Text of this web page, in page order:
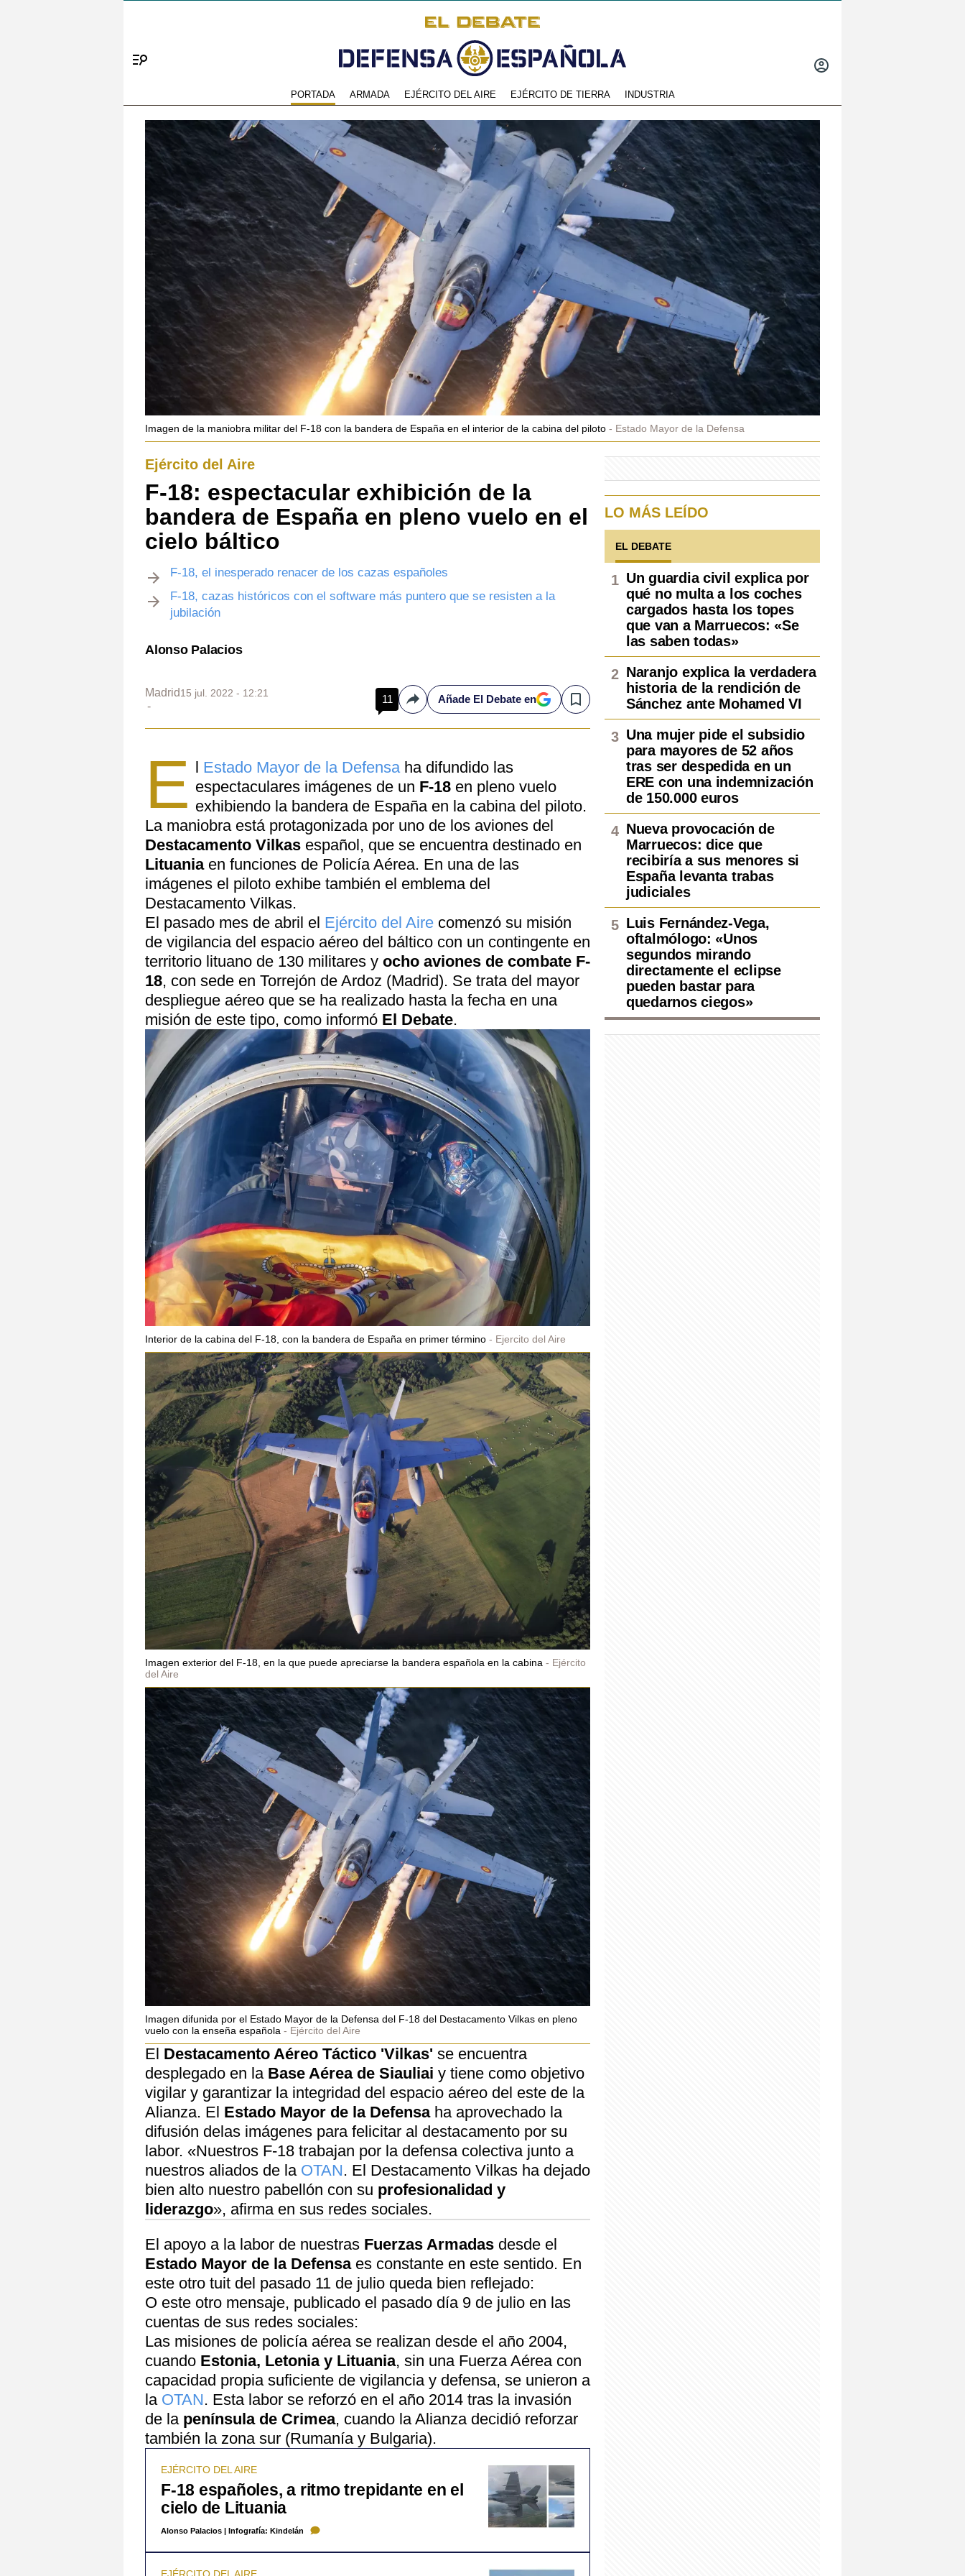
PORTADA ARMADA EJÉRCITO DEL AIRE EJÉRCITO DE TIERRA INDUSTRIA
Imagen de la maniobra militar del F-18 con la bandera de España en el interior de la cabina del piloto Estado Mayor de la Defensa
Ejército del Aire
F-18: espectacular exhibición de la
bandera de España en pleno vuelo en el
cielo báltico
F-18, el inesperado renacer de los cazas españoles
F-18, cazas históricos con el software más puntero que se resisten a la
jubilación
Alonso Palacios
Madrid15 jul. 2022 - 12:21 11 CompartirAñade El Debate en Save
E Estado Mayor de la Defensaha difundido las
espectaculares imágenes de un F-18 en pleno vuelo
exhibiendo la bandera de España en la cabina del piloto.
La maniobra está protagonizada por uno de los aviones del
Destacamento Vilkas español, que se encuentra destinado en
Lituaniaen funciones de Policía Aérea. En una de las
imágenes el piloto exhibe también el emblema del
Destacamento Vilkas.
El pasado mes de abril el Ejército del Aire comenzó su misión
de vigilancia del espacio aéreo del báltico con un contingente en
territorio lituano de 130 militares y ocho aviones de combate F-
18, con sede en Torrejón de Ardoz (Madrid). Se trata del mayor
despliegue aéreo que se ha realizado hasta la fecha en una
misión de este tipo, como informó El Debate.
Interior de la cabina del F-18, con la bandera de España en primer término Ejercito del Aire
Imagen exterior del F-18, en la que puede apreciarse la bandera española en la cabina
Ejército
del Aire
Imagen difunida por el Estado Mayor de la Defensa del F-18 del Destacamento Vilkas en pleno
vuelo con la enseña española
Ejército del Aire
El Destacamento Aéreo Táctico 'Vilkas' se encuentra
desplegado en la Base Aérea de Siauliai y tiene como objetivo
vigilar y garantizar la integridad del espacio aéreo del este de la
Alianza. El Estado Mayor de la Defensaha aprovechado la
difusión delas imágenes para felicitar al destacamento por su
labor. «Nuestros F-18 trabajan por la defensa colectiva junto a
nuestros aliados de la OTAN. El Destacamento Vilkas ha dejado
bien alto nuestro pabellón con su profesionalidad y
liderazgo», afirma en sus redes sociales.
El apoyo a la labor de nuestras Fuerzas Armadas desde el
Estado Mayor de la Defensaes constante en este sentido. En
este otro tuit del pasado 11 de julio queda bien reflejado:
O este otro mensaje, publicado el pasado día 9 de julio en las
cuentas de sus redes sociales:
Las misiones de policía aérea se realizan desde el año 2004,
cuando Estonia, Letonia y Lituania, sin una Fuerza Aérea con
capacidad propia suficiente de vigilancia y defensa, se unieron a
la OTAN. Esta labor se reforzó en el año 2014 tras la invasión
de la península de Crimea, cuando la Alianza decidió reforzar
también la zona sur (Rumanía y Bulgaria).
EJÉRCITO DEL AIRE
F-18 españoles, a ritmo trepidante en el
cielo de Lituania
Alonso Palacios | Infografía: Kindelán
EJÉRCITO DEL AIRE
LO MÁS LEÍDO
EL DEBATE
Un guardia civil explica por
qué no multa a los coches
cargados hasta los topes
que van a Marruecos: «Se
las saben todas»
Naranjo explica la verdadera
historia de la rendición de
Sánchez ante Mohamed VI
Una mujer pide el subsidio
para mayores de 52 años
tras ser despedida en un
ERE con una indemnización
de 150.000 euros
Nueva provocación de
Marruecos: dice que
recibiría a sus menores si
España levanta trabas
judiciales
Luis Fernández-Vega,
oftalmólogo: «Unos
segundos mirando
directamente el eclipse
pueden bastar para
quedarnos ciegos»